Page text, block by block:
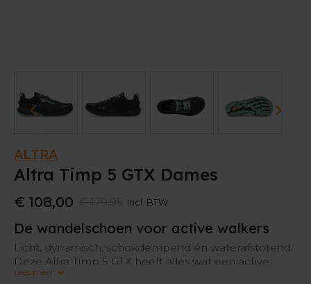
ALTRA
Altra Timp 5 GTX Dames
€ 108,00 Incl. BTW
De wandelschoen voor active walkers
Licht, dynamisch, schokdempend én waterafstotend.
Deze Altra Timp 5 GTX heeft alles wat een active
walker kan gebruiken. Ben je niet bang van wat
Lees meer